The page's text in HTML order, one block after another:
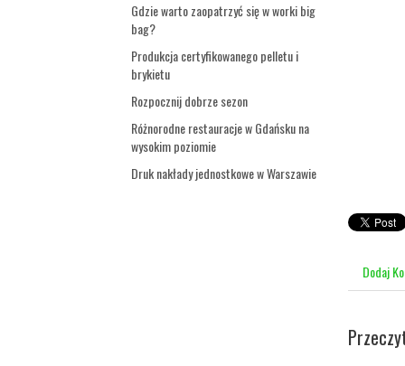
Gdzie warto zaopatrzyć się w worki big
bag?
Produkcja certyfikowanego pelletu i
brykietu
Rozpocznij dobrze sezon
Różnorodne restauracje w Gdańsku na
wysokim poziomie
Druk nakłady jednostkowe w Warszawie
Dodaj